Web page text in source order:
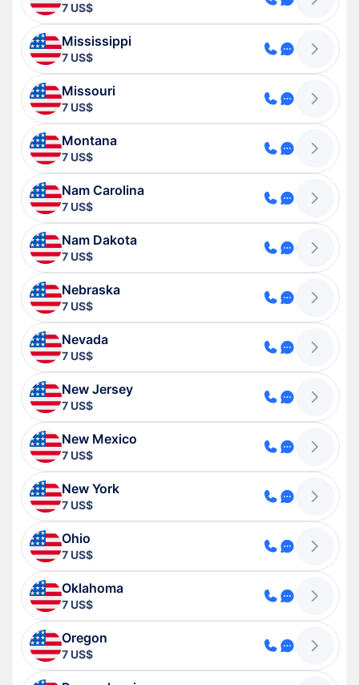
7 US$
Mississippi
7 US$
Missouri
7 US$
Montana
7 US$
Nam Carolina
7 US$
Nam Dakota
7 US$
Nebraska
7 US$
Nevada
7 US$
New Jersey
7 US$
New Mexico
7 US$
New York
7 US$
Ohio
7 US$
Oklahoma
7 US$
Oregon
7 US$